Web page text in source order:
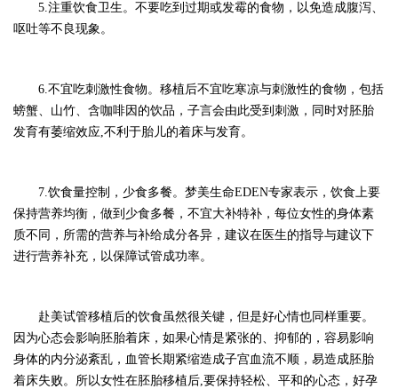
5.注重饮食卫生。不要吃到过期或发霉的食物，以免造成腹泻、
呕吐等不良现象。
6.不宜吃刺激性食物。移植后不宜吃寒凉与刺激性的食物，包括
螃蟹、山竹、含咖啡因的饮品，子言会由此受到刺激，同时对胚胎
发育有萎缩效应,不利于胎儿的着床与发育。
7.饮食量控制，少食多餐。梦美生命EDEN专家表示，饮食上要
保持营养均衡，做到少食多餐，不宜大补特补，每位女性的身体素
质不同，所需的营养与补给成分各异，建议在医生的指导与建议下
进行营养补充，以保障试管成功率。
赴美试管移植后的饮食虽然很关键，但是好心情也同样重要。
因为心态会影响胚胎着床，如果心情是紧张的、抑郁的，容易影响
身体的内分泌紊乱，血管长期紧缩造成子宫血流不顺，易造成胚胎
着床失败。所以女性在胚胎移植后,要保持轻松、平和的心态，好孕